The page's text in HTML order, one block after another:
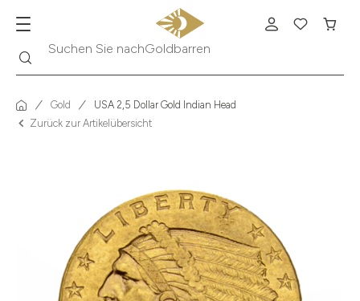
Suchen Sie nach
Gold
USA 2,5 Dollar Gold Indian Head
Zurück zur Artikelübersicht